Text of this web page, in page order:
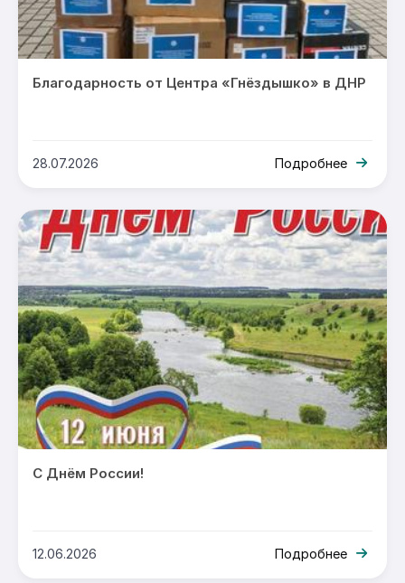
Благодарность от Центра «Гнёздышко» в ДНР
28.07.2026 Подробнее
С Днём России!
12.06.2026 Подробнее